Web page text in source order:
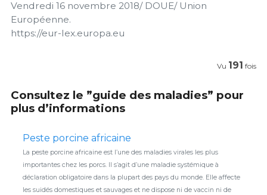
Vendredi 16 novembre 2018/ DOUE/ Union
Européenne.
https://eur-lex.europa.eu
Vu 191 fois
Consultez le ”guide des maladies” pour
plus d’informations
Peste porcine africaine
La peste porcine africaine est l’une des maladies virales les plus
importantes chez les porcs. Il s’agit d’une maladie systémique à
déclaration obligatoire dans la plupart des pays du monde. Elle affecte
les suidés domestiques et sauvages et ne dispose ni de vaccin ni de